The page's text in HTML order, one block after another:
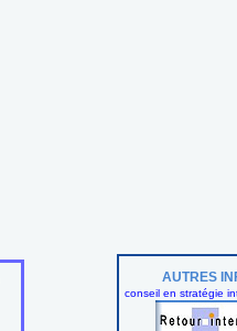
AUTRES
conseil en stratégie